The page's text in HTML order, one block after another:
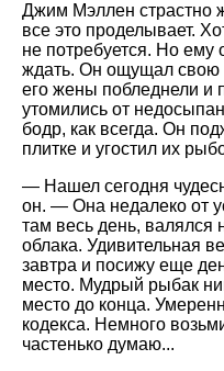
Джим Мэллен страстно
все это проделывает.
не потребуется. Но ему
ждать. Он ощущал свою
его жены побледнели и
утомились от
бодр, как всегда. Он
плитке и угостил их
— Нашел сегодня
он. — Она недалеко от
там весь день, валялся
облака. Удивительная
завтра и посижу еще
место. Мудрый рыбак
место до конца.
кодекса. Немного
частенько думаю...